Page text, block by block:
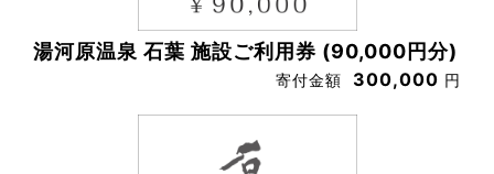
湯河原温泉 石葉 施設ご利用券 (90,000円分)
寄付金額 300,000 円